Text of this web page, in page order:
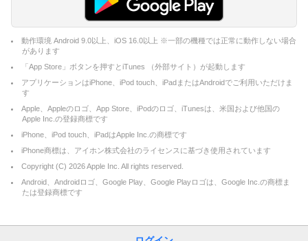
動作環境 Android 9.0以上、iOS 16.0以上 ※一部の機種では正常に動作しない場合
があります
「App Store」ボタンを押すとiTunes （外部サイト）が起動します
アプリケーションはiPhone、iPod touch、iPadまたはAndroidでご利用いただけま
す
Apple、Appleのロゴ、App Store、iPodのロゴ、iTunesは、米国および他国の
Apple Inc.の登録商標です
iPhone、iPod touch、iPadはApple Inc.の商標です
iPhone商標は、アイホン株式会社のライセンスに基づき使用されています
Copyright (C) 2026Apple Inc. All rights reserved.
Android、Androidロゴ、Google Play、Google Playロゴは、Google Inc.の商標ま
たは登録商標です